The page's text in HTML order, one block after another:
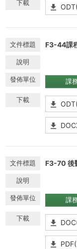
F3-44課
課
F3-70 後
課